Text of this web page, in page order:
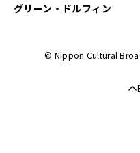
グリーン・ドルフィン
© Nippon Cultural